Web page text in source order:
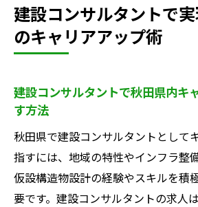
建設コンサルタントで
のキャリアアップ術
建設コンサルタントで秋田県内キ
す方法
秋田県で建設コンサルタントとして
指すには、地域の特性やインフラ整
仮設構造物設計の経験やスキルを積
要です。建設コンサルタントの求人